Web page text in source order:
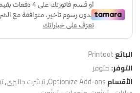
البائعPrintoot
التوفر:متوفر
الأقسامOptionize Add-ons
,تيشرت جاليري,